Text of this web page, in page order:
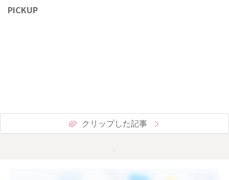
PICKUP
クリップした記事